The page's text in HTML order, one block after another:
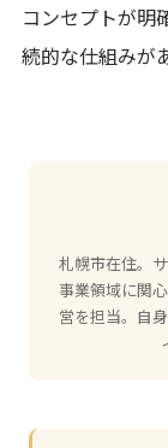
コンセプトが明
続的な仕組みが
札幌市在住。
事業領域に関
営を担当。自